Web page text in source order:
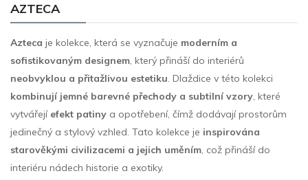
AZTECA
Azteca je kolekce, která se vyznačuje moderním a
sofistikovaným designem, který přináší do interiérů
neobvyklou a přitažlivou estetiku. Dlaždice v této kolekci
kombinují jemné barevné přechody a subtilní vzory, které
vytvářejí efekt patiny a opotřebení, čímž dodávají prostorům
jedinečný a stylový vzhled. Tato kolekce je inspirována
starověkými civilizacemi a jejich uměním, což přináší do
interiéru nádech historie a exotiky.